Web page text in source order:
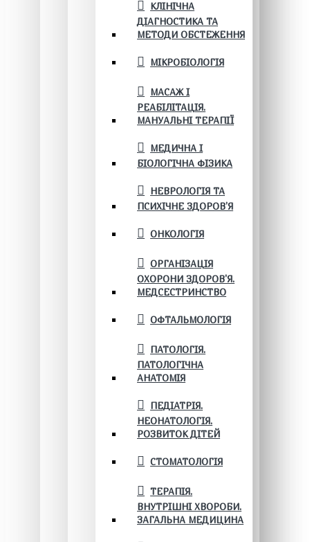
КЛІНІЧНА
ДІАГНОСТИКА ТА
МЕТОДИ ОБСТЕЖЕННЯ
МІКРОБІОЛОГІЯ
МАСАЖ І
РЕАБІЛІТАЦІЯ.
МАНУАЛЬНІ ТЕРАПІЇ
МЕДИЧНА І
БІОЛОГІЧНА ФІЗИКА
НЕВРОЛОГІЯ ТА
ПСИХІЧНЕ ЗДОРОВ’Я
ОНКОЛОГІЯ
ОРГАНІЗАЦІЯ
ОХОРОНИ ЗДОРОВ'Я.
МЕДСЕСТРИНСТВО
ОФТАЛЬМОЛОГІЯ
ПАТОЛОГІЯ.
ПАТОЛОГІЧНА
АНАТОМІЯ
ПЕДІАТРІЯ.
НЕОНАТОЛОГІЯ.
РОЗВИТОК ДІТЕЙ
СТОМАТОЛОГІЯ
ТЕРАПІЯ.
ВНУТРІШНІ ХВОРОБИ.
ЗАГАЛЬНА МЕДИЦИНА